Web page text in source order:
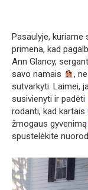
Pasaulyje,
primena, kad
Ann Glancy,
savo namais
,
sutvarkyti. Laimei,
susivienyti ir padėti
rodanti, kad
žmogaus gyvenimą
spustelėkite